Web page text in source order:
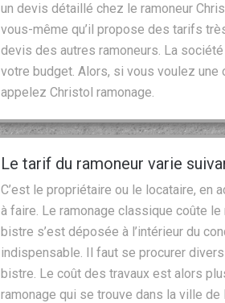
un devis détaillé chez le ramoneur
vous-même qu’il propose des tarifs
devis des autres ramoneurs. La
votre budget. Alors, si vous voulez une
appelez Christol ramonage.
Le tarif du ramoneur varie
C’est le propriétaire ou le locataire, en
à faire. Le ramonage classique coûte
bistre s’est déposée à l’intérieur du
indispensable. Il faut se procurer
bistre. Le coût des travaux est alors
ramonage qui se trouve dans la ville